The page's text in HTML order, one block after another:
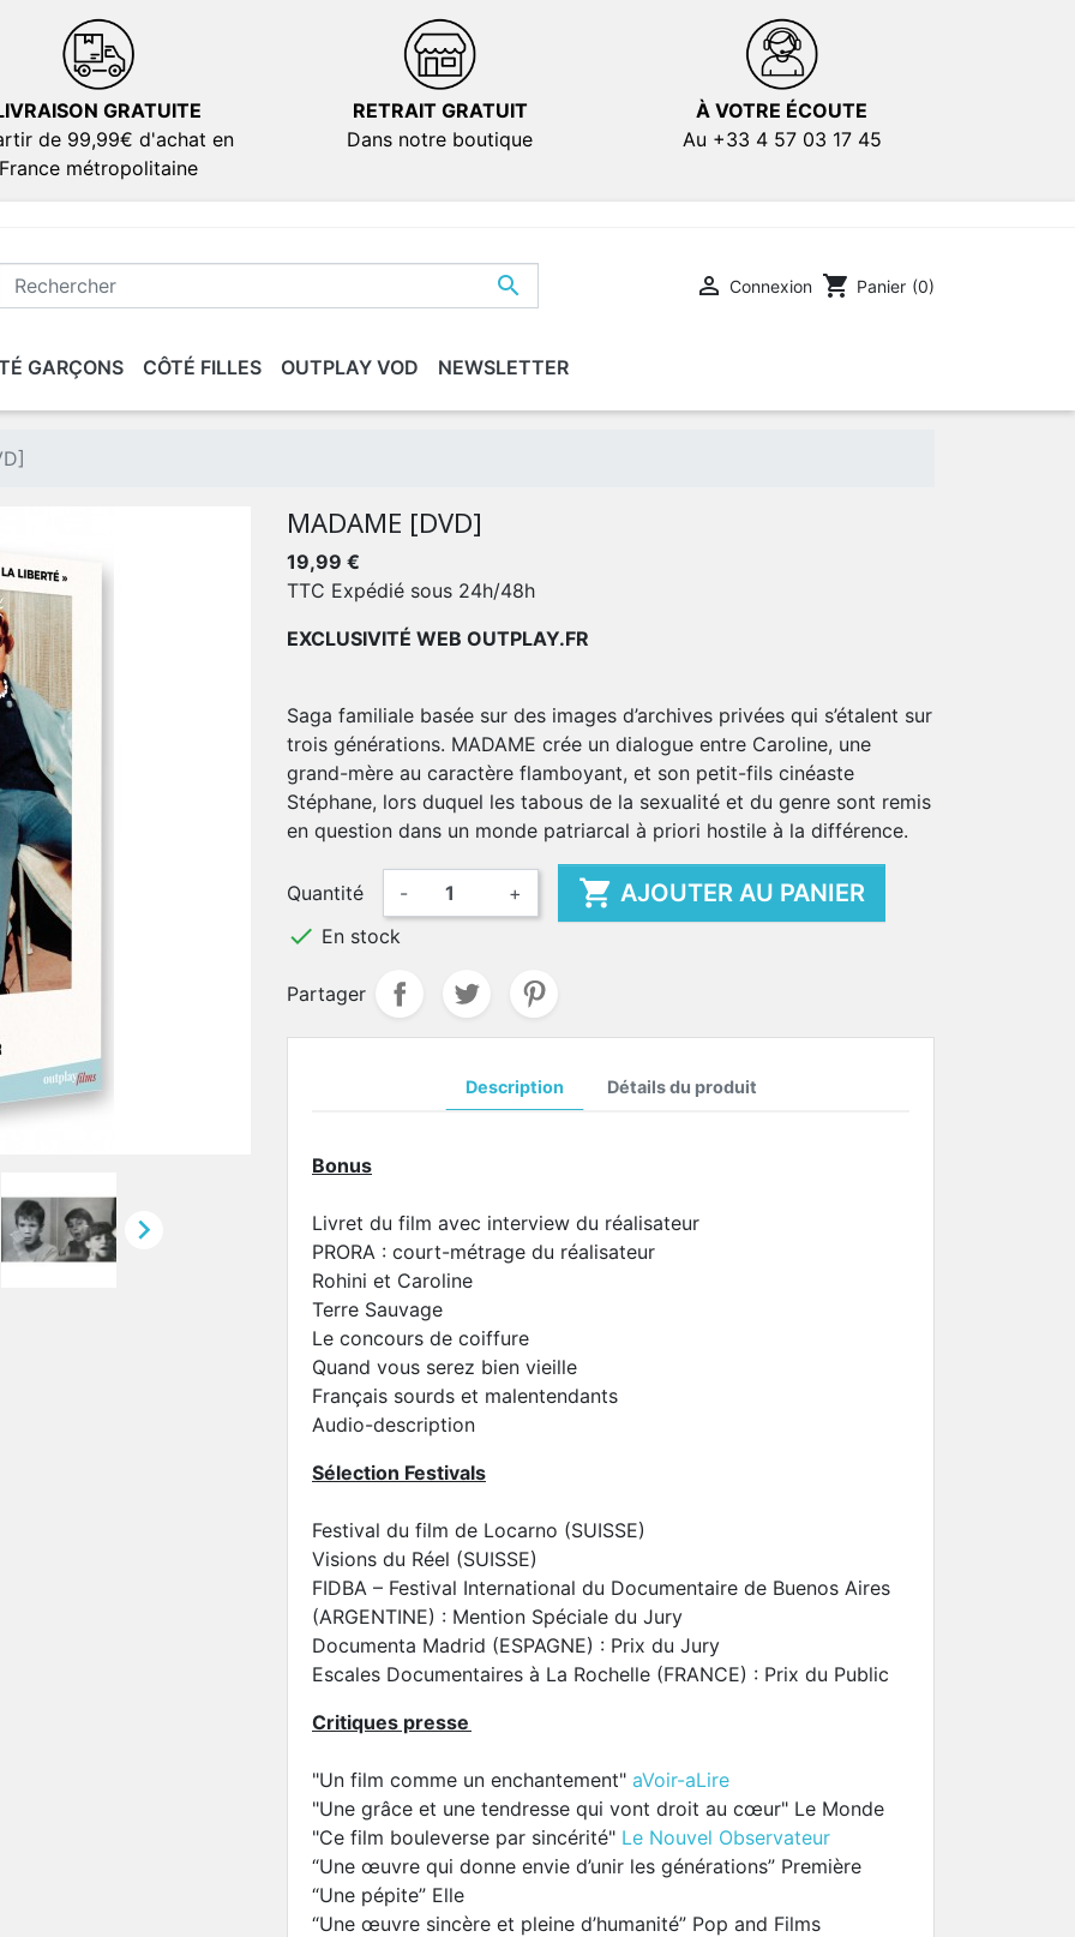
GRATUITE
de 99,99€ d'achat en
métropolitaine
RETRAIT GRATUIT
Dans notre boutique
À VOTRE ÉCOUTE
Au +33 4 57 03 17 45
  Connexion shopping_cart Panier (0)
GARÇONS
SÉRIES DOCUMENTAIRES VERSION FRANÇAISE AFFICHES DE FILMS
CÔTÉ FILLES
SÉRIES DOCUMENTAIRES VERSION FRANÇAISE AFFICHES DE FILMS
OUTPLAY VOD NEWSLETTER

MADAME [DVD]
19,99 €
TTC Expédié sous 24h/48h
EXCLUSIVITÉ WEB OUTPLAY.FR
Saga familiale basée sur des images d’archives privées qui s’étalent sur
trois générations. MADAME crée un dialogue entre Caroline, une
grand-mère au caractère flamboyant, et son petit-fils cinéaste
Stéphane, lors duquel les tabous de la sexualité et du genre sont remis
en question dans un monde patriarcal à priori hostile à la différence.
Quantité - +  AJOUTER AU PANIER
 En stock
Partager
Description Détails du produit
Bonus
Livret du film avec interview du réalisateur
PRORA : court-métrage du réalisateur
Rohini et Caroline
Terre Sauvage
Le concours de coiffure
Quand vous serez bien vieille
Français sourds et malentendants
Audio-description
Sélection Festivals
Festival du film de Locarno (SUISSE)
Visions du Réel (SUISSE)
FIDBA – Festival International du Documentaire de Buenos Aires
(ARGENTINE) : Mention Spéciale du Jury
Documenta Madrid (ESPAGNE) : Prix du Jury
Escales Documentaires à La Rochelle (FRANCE) : Prix du Public
Critiques presse
"Un film comme un enchantement" aVoir-aLire
"Une grâce et une tendresse qui vont droit au cœur" Le Monde
"Ce film bouleverse par sincérité" Le Nouvel Observateur
“Une œuvre qui donne envie d’unir les générations” Première
“Une pépite” Elle
“Une œuvre sincère et pleine d’humanité” Pop and Films